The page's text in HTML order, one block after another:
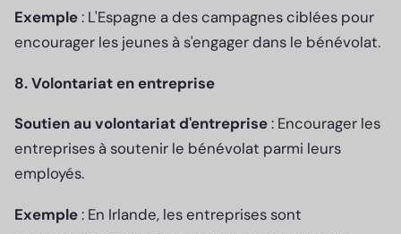
Exemple: L'Espagne a des campagnes ciblées pour
encourager les jeunes à s'engager dans le bénévolat.
8. Volontariat en entreprise
Soutien au volontariat d'entreprise: Encourager les
entreprises à soutenir le bénévolat parmi leurs
employés.
Exemple: En Irlande, les entreprises sont